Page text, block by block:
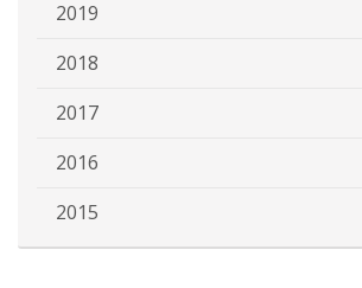
2019
2018
2017
2016
2015